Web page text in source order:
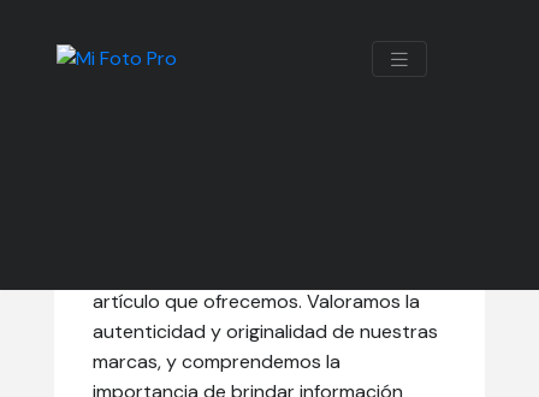
PROCEDENCIA DE
artículo que ofrecemos. Valoramos la
autenticidad y originalidad de nuestras
marcas, y comprendemos la
importancia de brindar información